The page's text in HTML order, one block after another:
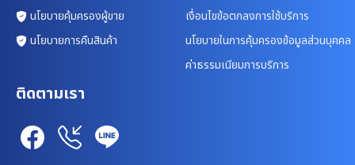
นโยบายคุ้มครองผู้ขาย
นโยบายการคืนสินค้า
เงื่อนไขข้อตกลงการใช้บริการ
นโยบายในการคุ้มครองข้อมูลส่วนบุคคล
ค่าธรรมเนียมการบริการ
ติดตามเรา